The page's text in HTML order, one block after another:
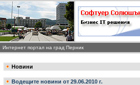
Интернет портал на град Перник
Новини
Водещите новини от 29.06.2010 г.